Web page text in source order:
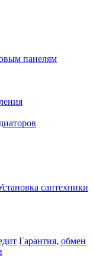
панелям
сантехники
Гарантия, обмен